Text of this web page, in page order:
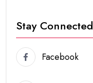
Stay Connected
Facebook